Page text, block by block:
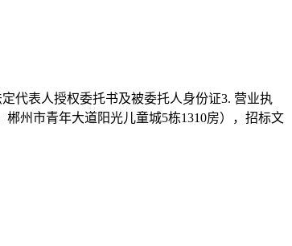
代表人授权委托书及被委托人身份证3. 营业执
州市青年大道阳光儿童城5栋1310房），招标文